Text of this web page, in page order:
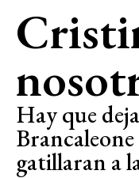
Hay que
gatillaran a